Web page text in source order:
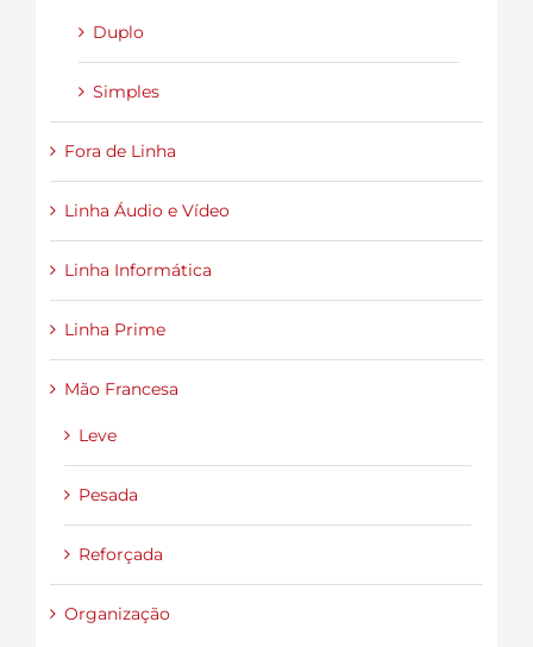
Duplo
Simples
Fora de Linha
Linha Áudio e Vídeo
Linha Informática
Linha Prime
Mão Francesa
Leve
Pesada
Reforçada
Organização